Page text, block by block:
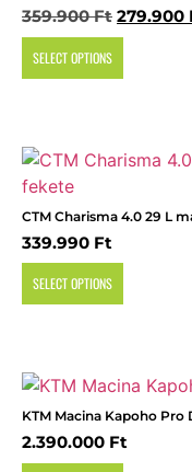
359.900Ft Original
price
279.900
SELECT OPTIONS
CTM Charisma 4.0 29 L
339.990 Ft
SELECT OPTIONS
KTM Macina Kapoho Pro
2.390.000 Ft